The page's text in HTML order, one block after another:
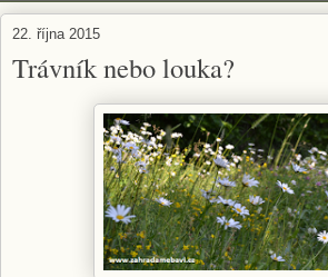
22. října 2015
Trávník nebo louka?